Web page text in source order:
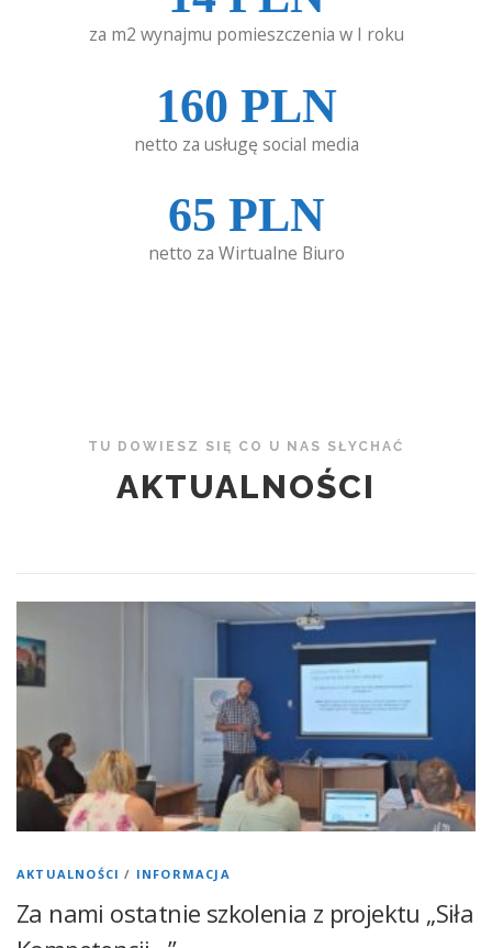
za m2 wynajmu pomieszczenia w I roku
160 PLN
netto za usługę social media
65 PLN
netto za Wirtualne Biuro
TU DOWIESZ SIĘ CO U NAS SŁYCHAĆ
AKTUALNOŚCI
AKTUALNOŚCI / INFORMACJA
Za nami ostatnie szkolenia z projektu „Siła